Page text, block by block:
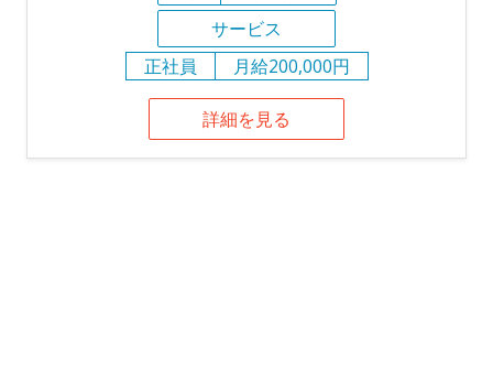
サービス
正社員
月給200,000円
詳細を見る